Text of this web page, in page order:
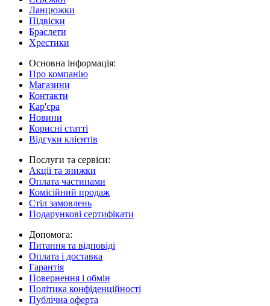
Ланцюжки
Підвіски
Браслети
Хрестики
Основна інформація:
Про компанію
Магазини
Контакти
Кар'єра
Новини
Корисні статті
Відгуки клієнтів
Послуги та сервіси:
Акції та знижки
Оплата частинами
Комісійний продаж
Стіл замовлень
Подарункові сертифікати
Допомога:
Питання та відповіді
Оплата і доставка
Гарантія
Повернення і обмін
Політика конфіденційності
Публічна оферта